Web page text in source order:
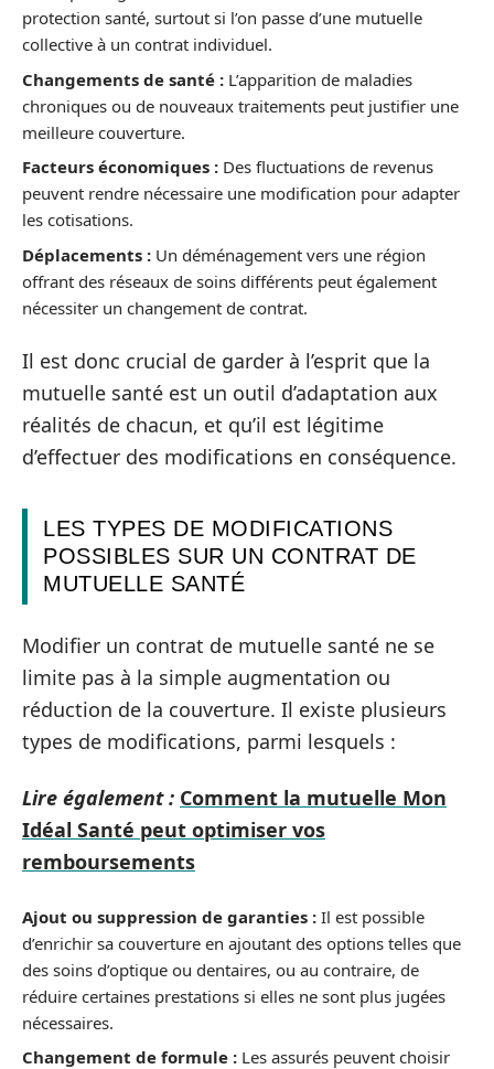
protection santé, surtout si l’on passe d’une mutuelle
collective à un contrat individuel.
Changements de santé : L’apparition de maladies
chroniques ou de nouveaux traitements peut justifier une
meilleure couverture.
Facteurs économiques : Des fluctuations de revenus
peuvent rendre nécessaire une modification pour adapter
les cotisations.
Déplacements : Un déménagement vers une région
offrant des réseaux de soins différents peut également
nécessiter un changement de contrat.
Il est donc crucial de garder à l’esprit que la
mutuelle santé est un outil d’adaptation aux
réalités de chacun, et qu’il est légitime
d’effectuer des modifications en conséquence.
LES TYPES DE MODIFICATIONS
POSSIBLES SUR UN CONTRAT DE
MUTUELLE SANTÉ
Modifier un contrat de mutuelle santé ne se
limite pas à la simple augmentation ou
réduction de la couverture. Il existe plusieurs
types de modifications, parmi lesquels :
Lire également : Comment la mutuelle Mon
Idéal Santé peut optimiser vos
remboursements
Ajout ou suppression de garanties : Il est possible
d’enrichir sa couverture en ajoutant des options telles que
des soins d’optique ou dentaires, ou au contraire, de
réduire certaines prestations si elles ne sont plus jugées
nécessaires.
Changement de formule : Les assurés peuvent choisir